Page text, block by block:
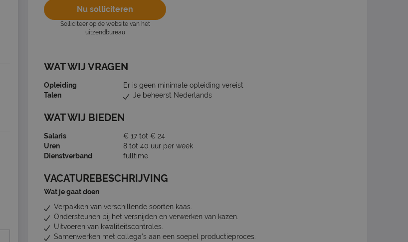
Nu solliciteren
Solliciteer op de website van het
uitzendbureau
WAT WIJ VRAGEN
Opleiding
Er is geen minimale opleiding vereist
Talen
Je beheerst Nederlands
WAT WIJ BIEDEN
Salaris
€ 17 tot € 24
Uren
8 tot 40 uur per week
Dienstverband
fulltime
VACATUREBESCHRIJVING
Wat je gaat doen
Verpakken van verschillende soorten kaas.
Ondersteunen bij het versnijden en verwerken van kazen.
Uitvoeren van kwaliteitscontroles.
Samenwerken met collega’s aan een soepel productieproces.